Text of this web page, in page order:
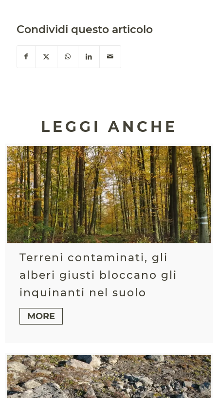
Condividi questo articolo
LEGGI ANCHE
Terreni contaminati, gli
alberi giusti bloccano gli
inquinanti nel suolo
MORE